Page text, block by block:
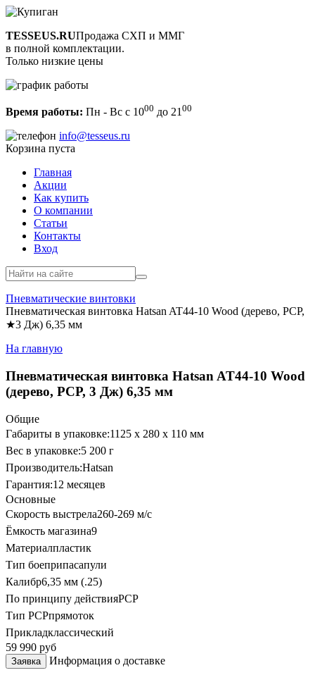
TESSEUS.RUПродажа СХП и ММГ
в полной комплектации.
Только низкие цены
Время работы: Пн - Вс с 1000 до 21 00
info@tesseus.ru
Корзина пуста
Главная
Акции
Как купить
О компании
Статьи
Контакты
Вход
Пневматические винтовки
Пневматическая винтовка Hatsan AT44-10 Wood (дерево, PCP,
★3 Дж) 6,35 мм
На главную
Пневматическая винтовка Hatsan AT44-10 Wood
(дерево, PCP, 3 Дж) 6,35 мм
Общие
Габариты в упаковке:1125 x 280 x 110 мм
Вес в упаковке:5 200 г
Производитель:Hatsan
Гарантия:12 месяцев
Основные
Скорость выстрела260-269 м/с
Ёмкость магазина9
Материалпластик
Тип боеприпасапули
Калибр6,35 мм (.25)
По принципу действияPCP
Тип PCPпрямоток
Прикладклассический
59 990 руб
Заявка Информация о доставке